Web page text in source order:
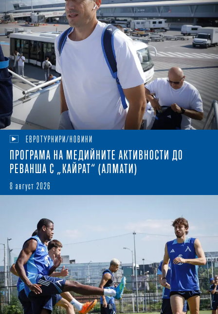
ЕВРОТУРНИРИ/НОВИНИ
ПРОГРАМА НА МЕДИЙНИТЕ АКТИВНОСТИ ДО
РЕВАНША С „КАЙРАТ“ (АЛМАТИ)
8 август 2026